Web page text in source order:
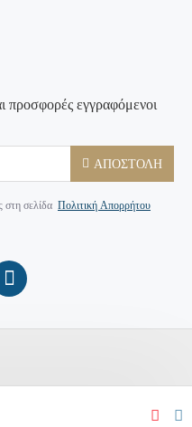
προσφορές εγγραφόμενοι
ΑΠΟΣΤΟΛΉ
στη σελίδα Πολιτική Απορρήτου
επιφύλαξη παντός